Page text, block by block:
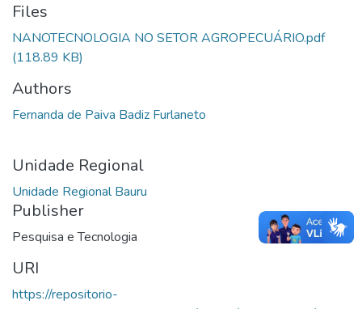
Files
NANOTECNOLOGIA NO SETOR AGROPECUÁRIO.pdf
(118.89 KB)
Authors
Fernanda de Paiva Badiz Furlaneto
Unidade Regional
Unidade Regional Bauru
Publisher
Pesquisa e Tecnologia
URI
https://repositorio-